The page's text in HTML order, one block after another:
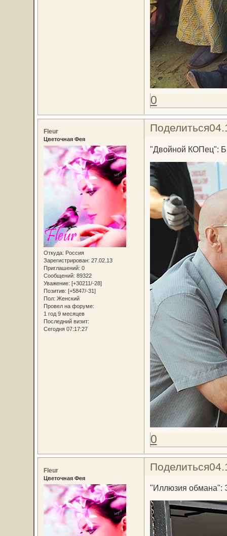
0
Поделиться
Fleur
Цветочная Фея
Откуда: Россия
Зарегистрирован: 27.02.13
Приглашений: 0
Сообщений: 89322
Уважение: [+30211/-28]
Позитив: [+5847/-31]
Пол: Женский
Провел на форуме:
1 год 9 месяцев
Последний визит:
Сегодня 07:17:27
"Двойной КОПец":
0
Поделиться
Fleur
Цветочная Фея
"Иллюзия обмана":